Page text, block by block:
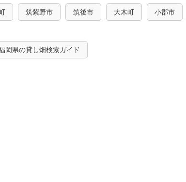
筑紫野市 筑後市 大木町 小郡市
岡県の貸し畑検索ガイド